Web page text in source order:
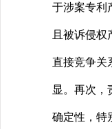
于涉案专利
且被诉侵
直接竞争关
显。再次，
确定性，特